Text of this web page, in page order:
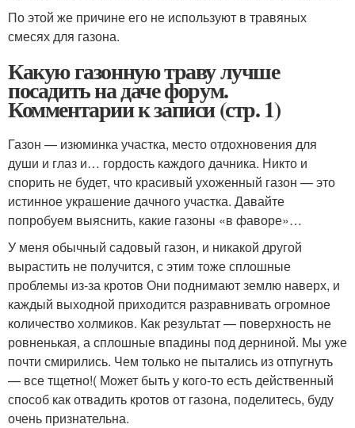
По этой же причине его не используют в травяных
смесях для газона.
Какую газонную траву лучше
посадить на даче форум.
Комментарии к записи (стр. 1)
Газон — изюминка участка, место отдохновения для
души и глаз и… гордость каждого дачника. Никто и
спорить не будет, что красивый ухоженный газон — это
истинное украшение дачного участка. Давайте
попробуем выяснить, какие газоны «в фаворе»…
У меня обычный садовый газон, и никакой другой
вырастить не получится, с этим тоже сплошные
проблемы из-за кротов Они поднимают землю наверх, и
каждый выходной приходится разравнивать огромное
количество холмиков. Как результат — поверхность не
ровненькая, а сплошные впадины под дерниной. Мы уже
почти смирились. Чем только не пытались из отпугнуть
— все тщетно!( Может быть у кого-то есть действенный
способ как отвадить кротов от газона, поделитесь, буду
очень признательна.